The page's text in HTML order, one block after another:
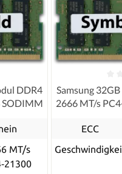
DDR4
SODIMM
MT/s
Samsung
2666 MT/s
ECC